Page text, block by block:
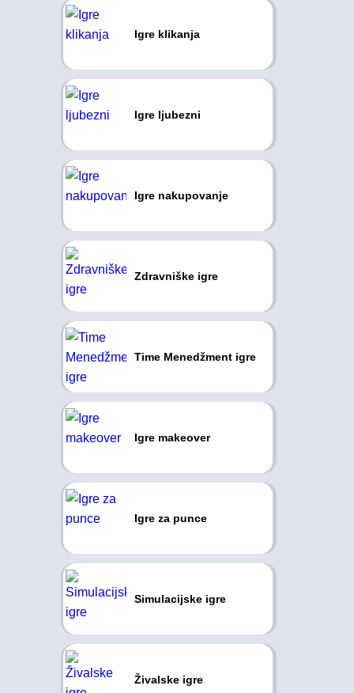
Igre klikanja
Igre ljubezni
Igre nakupovanje
Zdravniške igre
Time Menedžment igre
Igre makeover
Igre za punce
Simulacijske igre
Živalske igre